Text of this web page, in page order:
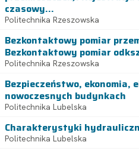
czasowy...
Politechnika Rzeszowska
Bezkontaktowy pomiar
Bezkontaktowy pomiar
Politechnika Rzeszowska
Bezpieczeństwo, ekonomia,
nowoczesnych budynkach
Politechnika Lubelska
Charakterystyki
Politechnika Lubelska